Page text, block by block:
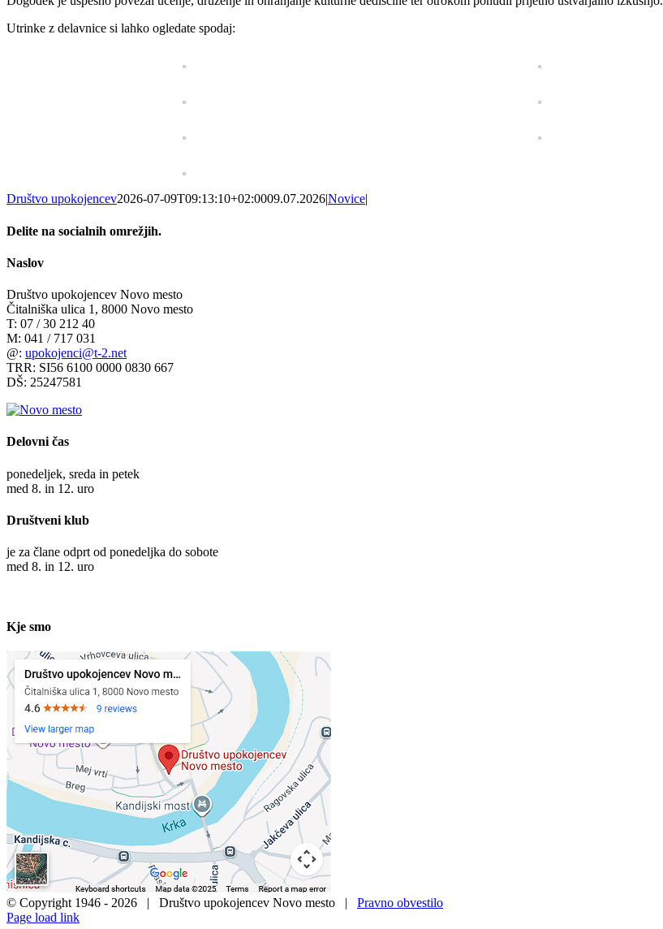
Utrinke z delavnice si lahko ogledate spodaj:
Društvo upokojencev2026-07-09T09:13:10+02:0009.07.2026|Novice|
Delite na socialnih omrežjih.
Facebook
X
Reddit
LinkedIn
Tumblr
Pinterest
Vk
Email
Naslov
Društvo upokojencev Novo mesto
Čitalniška ulica 1, 8000 Novo mesto
T: 07 / 30 212 40
M: 041 / 717 031
@: upokojenci@t-2.net
TRR: SI56 6100 0000 0830 667
DŠ: 25247581
Delovni čas
ponedeljek, sreda in petek
med 8. in 12. uro
Društveni klub
je za člane odprt od ponedeljka do sobote
med 8. in 12. uro
Kje smo
© Copyright 1946 - 2026 | Društvo upokojencev Novo mesto | Pravno obvestilo
Page load link